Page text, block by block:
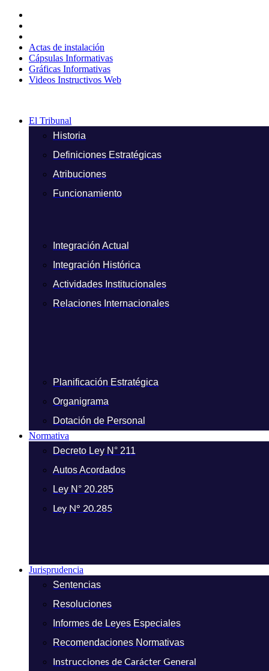
contenido
Actas de instalación
Cápsulas Informativas
Gráficas Informativas
Videos Instructivos Web
El Tribunal
Historia
Definiciones Estratégicas
Atribuciones
Funcionamiento
Integración Actual
Integración Histórica
Actividades Institucionales
Relaciones Internacionales
Planificación Estratégica
Organigrama
Dotación de Personal
Normativa
Decreto Ley N° 211
Autos Acordados
Ley N° 20.285
Ley N° 20.285
Jurisprudencia
Sentencias
Resoluciones
Informes de Leyes Especiales
Recomendaciones Normativas
Instrucciones de Carácter General